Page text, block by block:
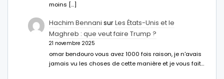
moins […]
Hachim Bennani surLes États-Unis et le
Maghreb : que veut faire Trump ?
21 novembre 2025
omar bendouro vous avez 1000 fois raison, je n'avais
jamais vu les choses de cette manière et je vous fait…